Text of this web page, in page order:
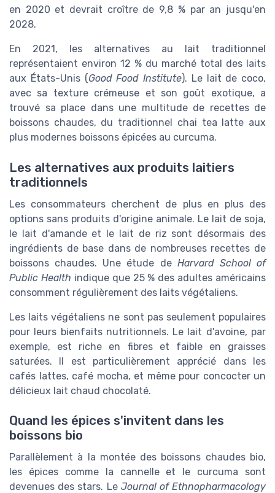
en 2020 et devrait croître de 9,8 % par an jusqu'en
2028.
En 2021, les alternatives au lait traditionnel
représentaient environ 12 % du marché total des laits
aux États-Unis (Good Food Institute). Le lait de coco,
avec sa texture crémeuse et son goût exotique, a
trouvé sa place dans une multitude de recettes de
boissons chaudes, du traditionnel chai tea latte aux
plus modernes boissons épicées au curcuma.
Les alternatives aux produits laitiers
traditionnels
Les consommateurs cherchent de plus en plus des
options sans produits d'origine animale. Le lait de soja,
le lait d'amande et le lait de riz sont désormais des
ingrédients de base dans de nombreuses recettes de
boissons chaudes. Une étude de Harvard School of
Public Health indique que 25 % des adultes américains
consomment régulièrement des laits végétaliens.
Les laits végétaliens ne sont pas seulement populaires
pour leurs bienfaits nutritionnels. Le lait d'avoine, par
exemple, est riche en fibres et faible en graisses
saturées. Il est particulièrement apprécié dans les
cafés lattes, café mocha, et même pour concocter un
délicieux lait chaud chocolaté.
Quand les épices s'invitent dans les
boissons bio
Parallèlement à la montée des boissons chaudes bio,
les épices comme la cannelle et le curcuma sont
devenues des stars. Le Journal of Ethnopharmacology